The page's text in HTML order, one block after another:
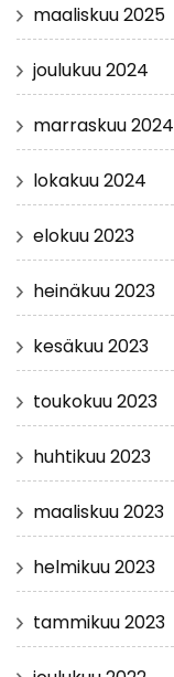
maaliskuu 2025
joulukuu 2024
marraskuu 2024
lokakuu 2024
elokuu 2023
heinäkuu 2023
kesäkuu 2023
toukokuu 2023
huhtikuu 2023
maaliskuu 2023
helmikuu 2023
tammikuu 2023